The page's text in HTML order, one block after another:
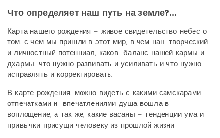
Что определяет наш путь на земле?...
Карта нашего рождения – живое свидетельство небес о
том, с чем мы пришли в этот мир, в чем наш творческий
и личностный потенциал, каков баланс нашей кармы и
дхармы, что нужно развивать и усиливать и что нужно
исправлять и корректировать.
В карте рождения, можно видеть с какими самскарами –
отпечатками и впечатлениями душа вошла в
воплощение, а так же, какие васаны – тенденции ума и
привычки присущи человеку из прошлой жизни.